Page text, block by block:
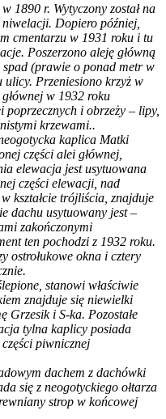
1890 r. Wytyczony został na
Dopiero później,
cmentarzu w 1931 roku i tu
Poszerzono aleję główną
(prawie o ponad metr w
ulicy. Przeniesiono krzyż w
w 1932 roku
poprzecznych i obrzeży – lipy,
krzewami..
kaplica Matki
części alei głównej,
elewacja jest usytuowana
części elewacji, nad
kształcie trójliścia, znajduje
dachu usytuowany jest –
zakończonymi
ten pochodzi z 1932 roku.
ostrołukowe okna i cztery
stanowi właściwie
znajduje się niewielki
Grzesik i S-ka. Pozostałe
tylna kaplicy posiada
piwnicznej
dachem z dachówki
się z neogotyckiego ołtarza
strop w końcowej